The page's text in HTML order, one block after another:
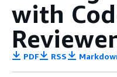
with
Reviewer
PDF RSS